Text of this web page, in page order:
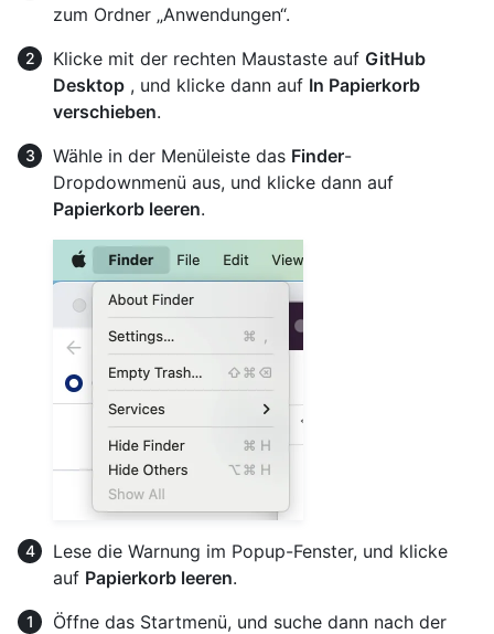
zum Ordner „Anwendungen“.
Klicke mit der rechten Maustaste auf GitHub
Desktop , und klicke dann auf In Papierkorb
verschieben.
Wähle in der Menüleiste das Finder-
Dropdownmenü aus, und klicke dann auf
Papierkorb leeren.
Lese die Warnung im Popup-Fenster, und klicke
auf Papierkorb leeren.
Öffne das Startmenü, und suche dann nach der